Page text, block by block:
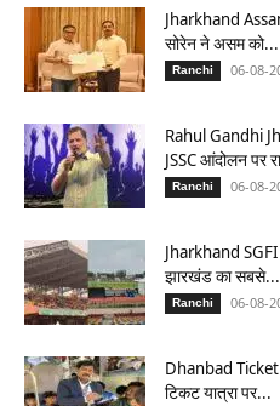
Jharkhand
सोरेन ने असम को...
Ranchi 06-08-
Rahul Gandhi
JSSC आंदोलन पर
Ranchi 06-08-
Jharkhand SGFI
झारखंड का सबसे...
Ranchi 06-08-
Dhanbad Ticket
टिकट यात्रा पर...